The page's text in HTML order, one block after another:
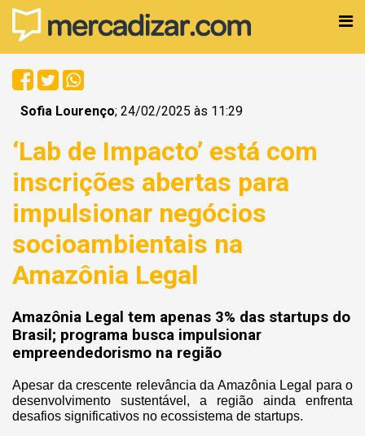
Sofia Lourenço; 24/02/2025 às 11:29
‘Lab de Impacto’ está com
inscrições abertas para
impulsionar negócios
socioambientais na
Amazônia Legal
Amazônia Legal tem apenas 3% das startups do
Brasil; programa busca impulsionar
empreendedorismo na região
Apesar da crescente relevância da Amazônia Legal para o
desenvolvimento sustentável, a região ainda enfrenta
desafios significativos no ecossistema de startups.